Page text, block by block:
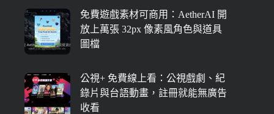
免費遊戲素材可商用：AetherAI 開
放上萬張 32px 像素風角色與道具
圖檔
公視+ 免費線上看：公視戲劇、紀
錄片與台語動畫，註冊就能無廣告
收看